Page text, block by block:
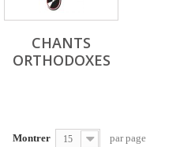
CHANTS
ORTHODOXES
Montrer 15 par page